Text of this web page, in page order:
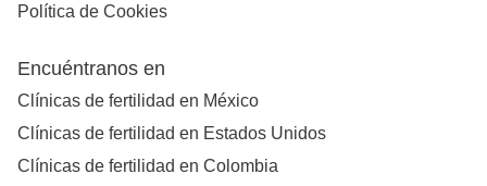
Política de Cookies
Encuéntranos en
Clínicas de fertilidad en México
Clínicas de fertilidad en Estados Unidos
Clínicas de fertilidad en Colombia